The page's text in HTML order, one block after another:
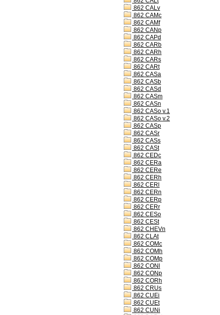
862 CALv
862 CAMc
862 CAMf
862 CANp
862 CAPd
862 CARb
862 CARh
862 CARs
862 CARt
862 CASa
862 CASb
862 CASd
862 CASm
862 CASn
862 CASo v.1
862 CASo v.2
862 CASp
862 CASr
862 CASs
862 CASt
862 CEDc
862 CERa
862 CERe
862 CERh
862 CERl
862 CERn
862 CERp
862 CERr
862 CESo
862 CESt
862 CHEVn
862 CLAt
862 COMc
862 COMh
862 COMp
862 CONl
862 CONp
862 CORh
862 CRUs
862 CUEi
862 CUEt
862 CUNi